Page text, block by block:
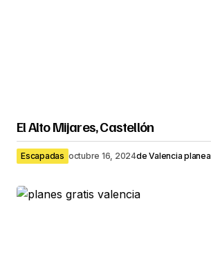
El Alto Mijares, Castellón
Escapadas octubre 16, 2024de Valencia planea